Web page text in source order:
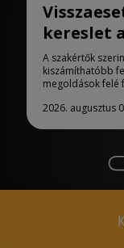
kereslet
A szakértők
kiszámíthatóbb
megoldások felé
2026. augusztus